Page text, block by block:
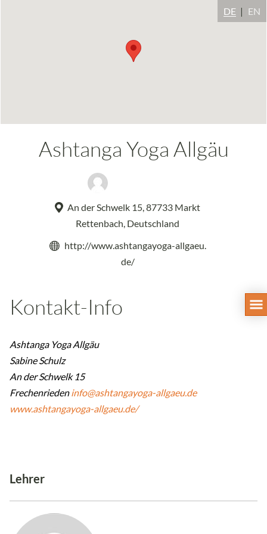
DE EN
Ashtanga Yoga Allgäu
An der Schwelk 15, 87733 Markt
Rettenbach, Deutschland
http://www.ashtangayoga-allgaeu.
de/
Kontakt-Info
Ashtanga Yoga Allgäu
Sabine Schulz
An der Schwelk 15
Frechenrieden info@ashtangayoga-allgaeu.de
www.ashtangayoga-allgaeu.de/
Lehrer